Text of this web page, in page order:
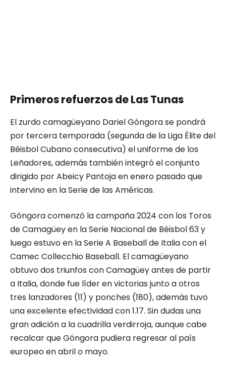
Primeros refuerzos de Las Tunas
El zurdo camagüeyano Dariel Góngora se pondrá
por tercera temporada (segunda de la Liga Élite del
Béisbol Cubano consecutiva) el uniforme de los
Leñadores, además también integró el conjunto
dirigido por Abeicy Pantoja en enero pasado que
intervino en la Serie de las Américas.
Góngora comenzó la campaña 2024 con los Toros
de Camagüey en la Serie Nacional de Béisbol 63 y
luego estuvo en la Serie A Baseball de Italia con el
Camec Collecchio Baseball. El camagüeyano
obtuvo dos triunfos con Camagüey antes de partir
a Italia, donde fue líder en victorias junto a otros
tres lanzadores (11) y ponches (180), además tuvo
una excelente efectividad con 1.17. Sin dudas una
gran adición a la cuadrilla verdirroja, aunque cabe
recalcar que Góngora pudiera regresar al país
europeo en abril o mayo.